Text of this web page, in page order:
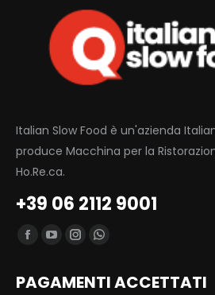
Italian Slow Food è un'azienda
produce Macchina per la
Ho.Re.ca.
+39 06 2112 9001
Find us on:
Facebook
opens
YouTube
opens
Instagram
opens
Whatsapp
opens
PAGAMENTI ACCETTATI